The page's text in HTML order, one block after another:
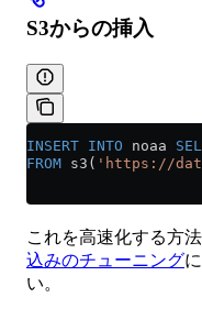
S3からの挿入
INSERT INTO noaa
FROM s3( 'https://
これを高速化する方
込みのチューニング
い。